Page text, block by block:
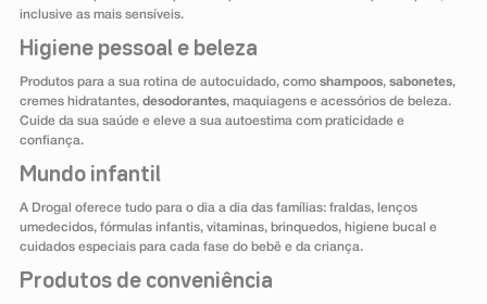
inclusive as mais sensíveis.
Higiene pessoal e beleza
Produtos para a sua rotina de autocuidado, como shampoos, sabonetes,
cremes hidratantes, desodorantes, maquiagens e acessórios de beleza.
Cuide da sua saúde e eleve a sua autoestima com praticidade e
confiança.
Mundo infantil
A Drogal oferece tudo para o dia a dia das famílias: fraldas, lenços
umedecidos, fórmulas infantis, vitaminas, brinquedos, higiene bucal e
cuidados especiais para cada fase do bebê e da criança.
Produtos de conveniência